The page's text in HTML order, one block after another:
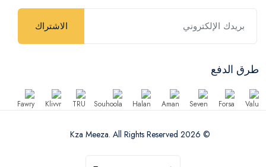
الاشتراك
طرق الدفع
© 2026 Kza Meeza. All Rights Reserved